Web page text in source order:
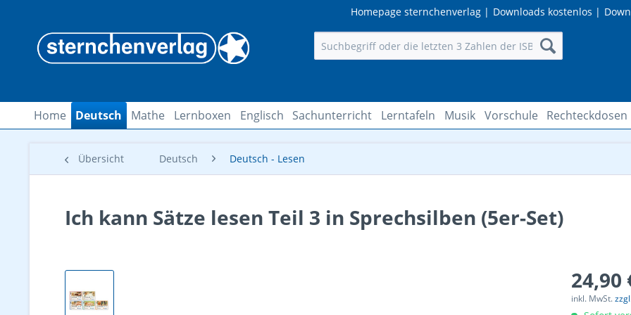
Downloads kostenlos |
Homepage sternchenverlag |
Home Deutsch Mathe Lernboxen Englisch Sachunterricht Lerntafeln Musik Vorschule Rechteckdosen
Übersicht Deutsch Deutsch - Lesen
Ich kann Sätze lesen Teil 3 in Sprechsilben (5er-Set)
24,90
inkl. MwSt.